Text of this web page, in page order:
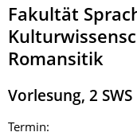
Fakultät
Romansitik
Vorlesung, 2 SWS
Termin: